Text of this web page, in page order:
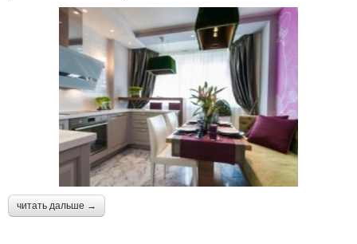
читать дальше →